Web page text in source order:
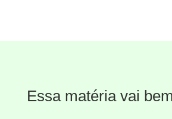
Essa matéria vai